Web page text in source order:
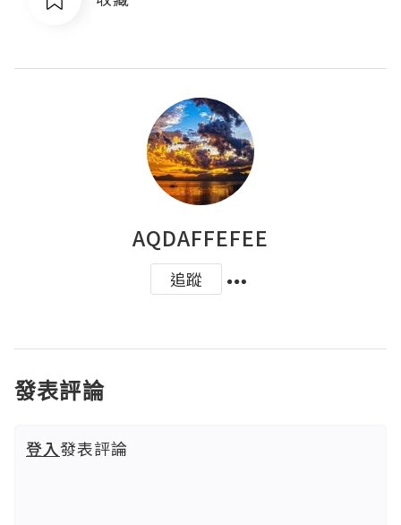
AQDAFFEFEE
追蹤
發表評論
登入發表評論